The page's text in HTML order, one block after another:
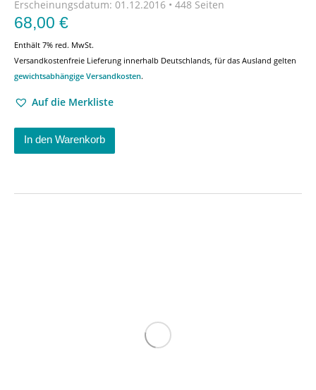
Erscheinungsdatum: 01.12.2016 • 448 Seiten
68,00 €
Enthält 7% red. MwSt.
Versandkostenfreie Lieferung innerhalb Deutschlands, für das Ausland gelten
gewichtsabhängige Versandkosten.
Auf die Merkliste
In den Warenkorb